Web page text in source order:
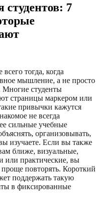
студентов: 7
тогда, когда
мышление, а не просто
Многие студенты
страницы маркером или
привычки кажутся
не всегда
сильные учебные
организовывать,
изучаете. Если вы также
ближе, визуальные,
или практические, вы
повторять. Короткий
поддержать такую
в фиксированные